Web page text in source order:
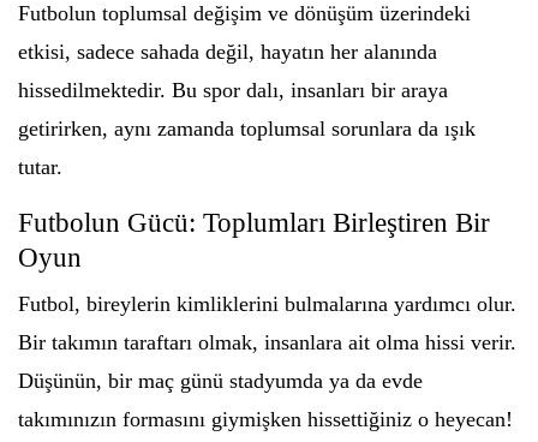
Futbolun toplumsal değişim ve dönüşüm üzerindeki
etkisi, sadece sahada değil, hayatın her alanında
hissedilmektedir. Bu spor dalı, insanları bir araya
getirirken, aynı zamanda toplumsal sorunlara da ışık
tutar.
Futbolun Gücü: Toplumları Birleştiren Bir
Oyun
Futbol, bireylerin kimliklerini bulmalarına yardımcı olur.
Bir takımın taraftarı olmak, insanlara ait olma hissi verir.
Düşünün, bir maç günü stadyumda ya da evde
takımınızın formasını giymişken hissettiğiniz o heyecan!